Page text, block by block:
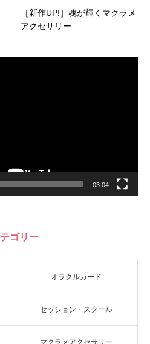
［新作UP!］魂が輝くマクラメ
アクセサリー
03:04
ゴリー
オラクルカード
セッション・スクール
マクラメアクセサリー